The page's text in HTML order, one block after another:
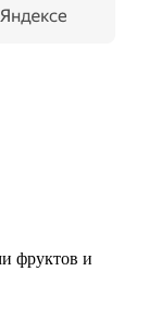
фруктов и